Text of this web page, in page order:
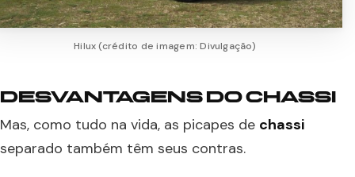
Hilux (crédito de imagem: Divulgação)
DESVANTAGENS DO CHASSI
Mas, como tudo na vida, as picapes de chassi
separado também têm seus contras.